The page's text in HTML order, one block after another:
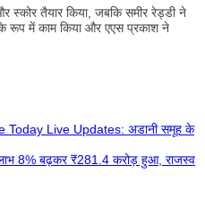
स्कोर तैयार किया, जबकि समीर रेड्डी ने
रूप में काम किया और एएस प्रकाश ने
Today Live Updates: अडानी समूह के
8% बढ़कर ₹281.4 करोड़ हुआ, राजस्व